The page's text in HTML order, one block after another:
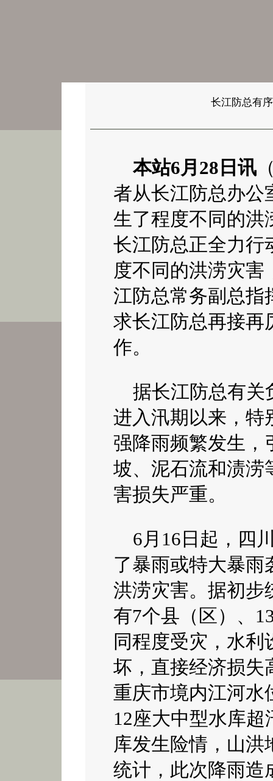
长江防总有
本站6月28日讯
者从长江防总办公
生了程度不同的洪
长江防总正全力行
度不同的洪涝灾害
江防总常务副总指
求长江防总再接再
作。
据长江防总有关
进入汛期以来，特
强降雨频繁发生，
坡、泥石流和渍涝
害损失严重。
6月16日 起，四
了暴雨或特大暴雨
洪涝灾害。 据初步
有7个县（区）、
同程度受灾，水
坏，直接经济损失
重庆市境内江河水
12座大中型水库超
库发生险情，山洪
统计，此次降雨造